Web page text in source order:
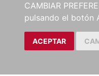
CAMBIAR
pulsando el botón
ACEPTAR